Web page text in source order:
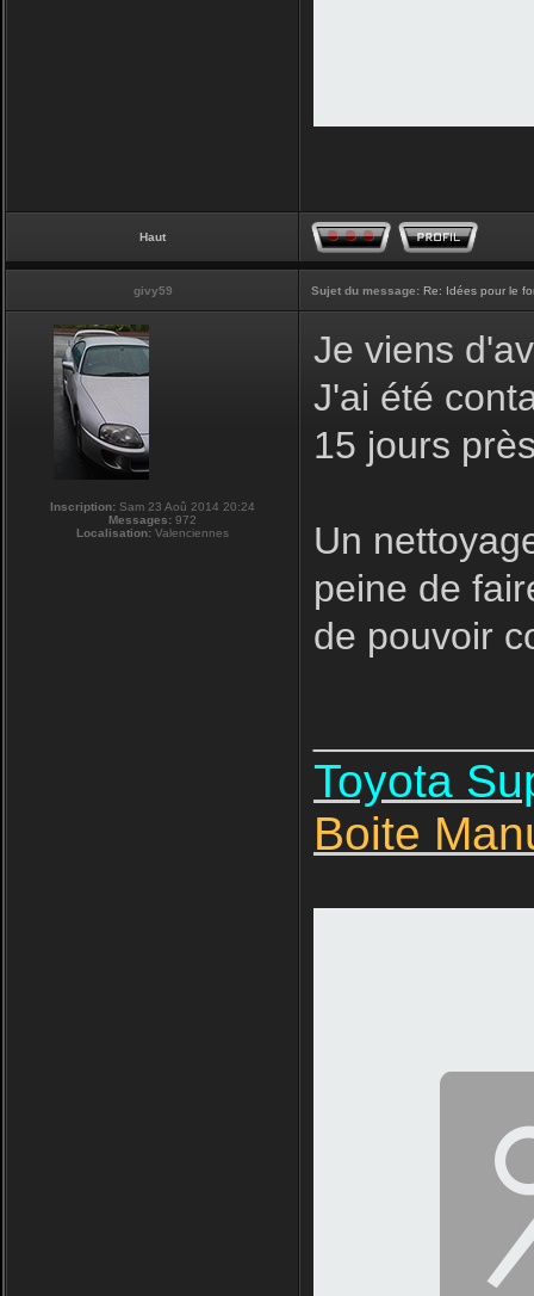
Haut
givy59 Sujet du message: Re: Idées pour le
Inscription: Sam 23 Aoû 2014 20:24
Messages: 972
Localisation: Valenciennes
Je viens
J'ai été
15 jours
Un
peine de
de pouvoir
Toyota
Boite